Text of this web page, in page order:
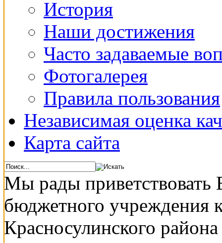
История
Наши достижения
Часто задаваемые
Фотогалерея
Правила пользования
Независимая оценка
Карта сайта
Мы рады приветствовать
бюджетного учреждения
Красносулинского района